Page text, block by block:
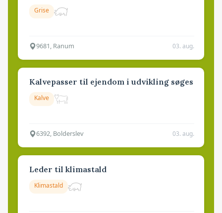
Grise
9681, Ranum 03. aug.
Kalvepasser til ejendom i udvikling søges
Kalve
6392, Bolderslev 03. aug.
Leder til klimastald
Klimastald